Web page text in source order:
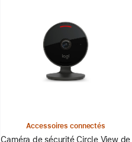
Accessoires connectés
Caméra de sécurité Circle View de